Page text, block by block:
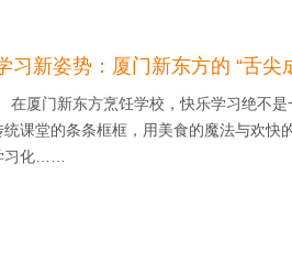
习新姿势：厦门新东方的 “舌尖
在厦门新东方烹饪学校，快乐学习绝不
课堂的条条框框，用美食的魔法与欢快
习化……